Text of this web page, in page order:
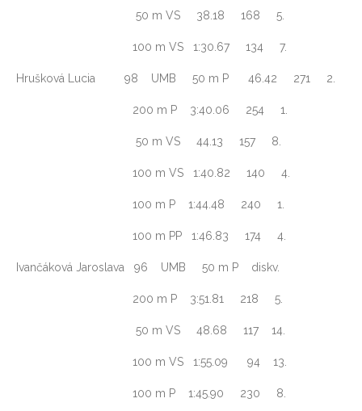
50 m VS 38.18 168 5.
100 m VS 1:30.67 134 7.
Hrušková Lucia 98 UMB 50 m P 46.42 271 2.
200 m P 3:40.06 254 1.
50 m VS 44.13 157 8.
100 m VS 1:40.82 140 4.
100 m P 1:44.48 240 1.
100 m PP 1:46.83 174 4.
Ivančáková Jaroslava 96 UMB 50 m P diskv.
200 m P 3:51.81 218 5.
50 m VS 48.68 117 14.
100 m VS 1:55.09 94 13.
100 m P 1:45.90 230 8.